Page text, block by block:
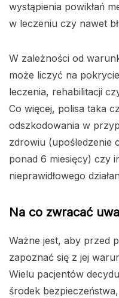
wystąpienia powikłań
w leczeniu czy nawet
W zależności od
może liczyć na
leczenia, rehabilitacji
Co więcej, polisa taka
odszkodowania w
zdrowiu (upośledzenie
ponad 6 miesięcy) czy
nieprawidłowego
Na co zwracać
Ważne jest, aby przed
zapoznać się z jej
Wielu pacjentów
środek